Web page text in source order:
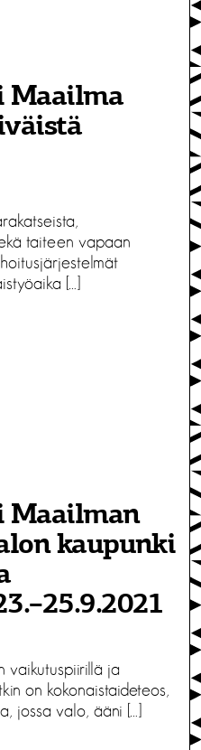
Maailma
taiteen vapaan
[…]
Maailman
kaupunki
vaikutuspiirillä ja
on kokonaistaideteos,
jossa valo, ääni […]